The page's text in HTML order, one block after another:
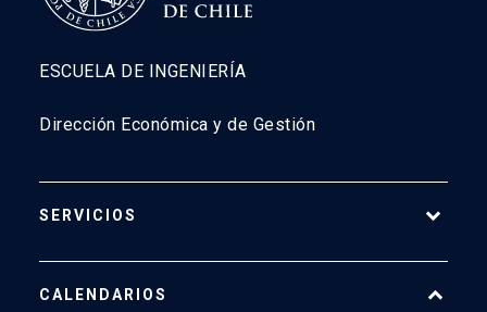
ESCUELA DE INGENIERÍA
Dirección Económica y de Gestión
SERVICIOS
CALENDARIOS